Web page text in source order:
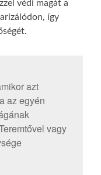
védi magát a
így
azt
az egyén
vagy